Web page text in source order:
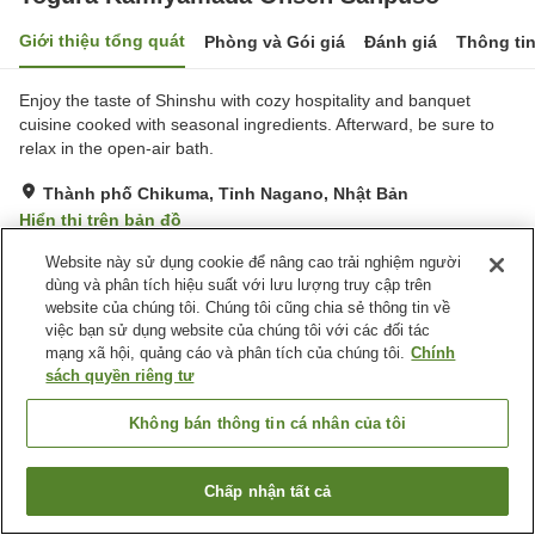
Giới thiệu tổng quát Phòng và Gói giá Đánh giá Thông
Enjoy the taste of Shinshu with cozy hospitality and banquet
cuisine cooked with seasonal ingredients. Afterward, be sure to
relax in the open-air bath.
Thành phố Chikuma, Tỉnh Nagano, Nhật Bản
Hiển thị trên bản đồ
Tuyệt vời Đánh giá:40lượt
Tiện nghi chỗ nghỉ
Bãi đỗ xe
Máy bán hàng tự động
Cửa hàng
Trang chủ Nhật Bản Tỉnh Nagano
Thành phố Chikuma
Togura Kamiyamada Onsen Sanpuso
Tìm phòng trống
Website này sử dụng cookie để nâng cao trải nghiệm người
dùng và phân tích hiệu suất với lưu lượng truy cập trên
website của chúng tôi. Chúng tôi cũng chia sẻ thông tin về
việc bạn sử dụng website của chúng tôi với các đối tác
mạng xã hội, quảng cáo và phân tích của chúng tôi. Chính
sách quyền riêng tư
Không bán thông tin cá nhân của tôi
Chấp nhận tất cả